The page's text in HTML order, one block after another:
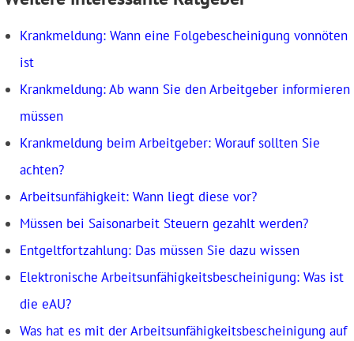
Krankmeldung: Wann eine Folge­bescheinigung vonnöten
ist
Krankmeldung: Ab wann Sie den Arbeitgeber informieren
müssen
Krankmeldung beim Arbeitgeber: Worauf sollten Sie
achten?
Arbeitsunfähigkeit: Wann liegt diese vor?
Müssen bei Saisonarbeit Steuern gezahlt werden?
Entgeltfortzahlung: Das müssen Sie dazu wissen
Elektronische Arbeitsunfähigkeitsbescheinigung: Was ist
die eAU?
Was hat es mit der Arbeits­unfähig­keits­be­scheinigung auf